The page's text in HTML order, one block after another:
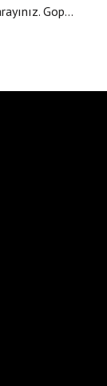
Gop…